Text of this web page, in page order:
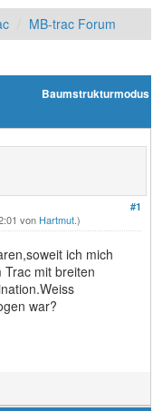
MB-trac Forum
Baumstrukturmodus
#1
von Hartmut.)
ich mich
mit breiten
war?